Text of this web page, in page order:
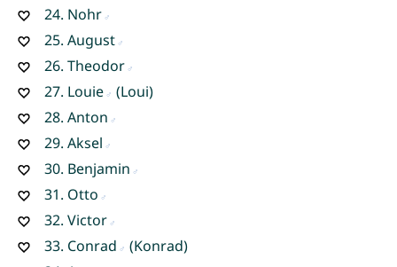
24. Nohr
25. August
26. Theodor
27. Louie
(Loui)
28. Anton
29. Aksel
30. Benjamin
31. Otto
32. Victor
33. Conrad
(Konrad)